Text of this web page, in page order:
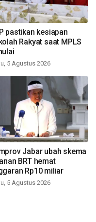
pastikan kesiapan
Rakyat saat MPLS
5 Agustus 2026
Jabar ubah skema
BRT hemat
Rp10 miliar
5 Agustus 2026